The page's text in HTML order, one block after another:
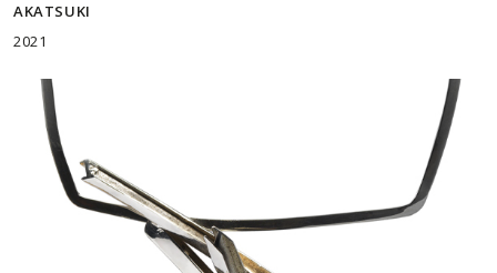
AKATSUKI
2021